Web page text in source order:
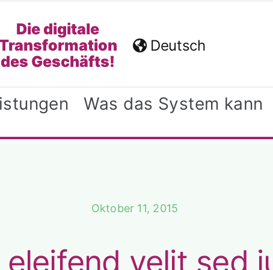
Die digitale
des Geschäfts!
Deutsch
Was das System kann
Oktober 11, 2015
eleifend velit sed